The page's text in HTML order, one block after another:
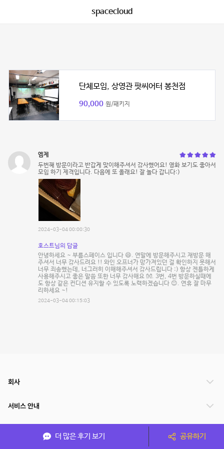
spacecloud
단체모임, 상영관 팟씨어터 봉천점
90,000 원/패키지
엠제
두번째 방문이라고 반갑게 맞이해주셔서 감사했어요! 영화 보기도 좋아서
모임 하기 제격입니다. 다음에 또 올래요! 잘 놀다 갑니다:)
2024-03-04 00:00:30
호스트님의 답글
안녕하세요 ~ 부름스페이스 입니다 😄. 연말에 방문해주시고 재방문 해
주셔서 너무 감사드려요 !! 와인 오프너가 망가져있던 걸 확인하지 못해서
너무 죄송했는데, 너그러히 이해해주셔서 감사드립니다 :) 항상 젠틀하게
사용해주시고 좋은 말씀 또한 너무 감사해요 👐. 3번, 4번 방문하실때에
도 항상 같은 컨디션 유지할 수 있도록 노력하겠습니다 😊. 연휴 잘 마무
리하세요 ~!
2024-03-04 00:15:03
더 많은 후기 보기 공유하기
회사
서비스 안내